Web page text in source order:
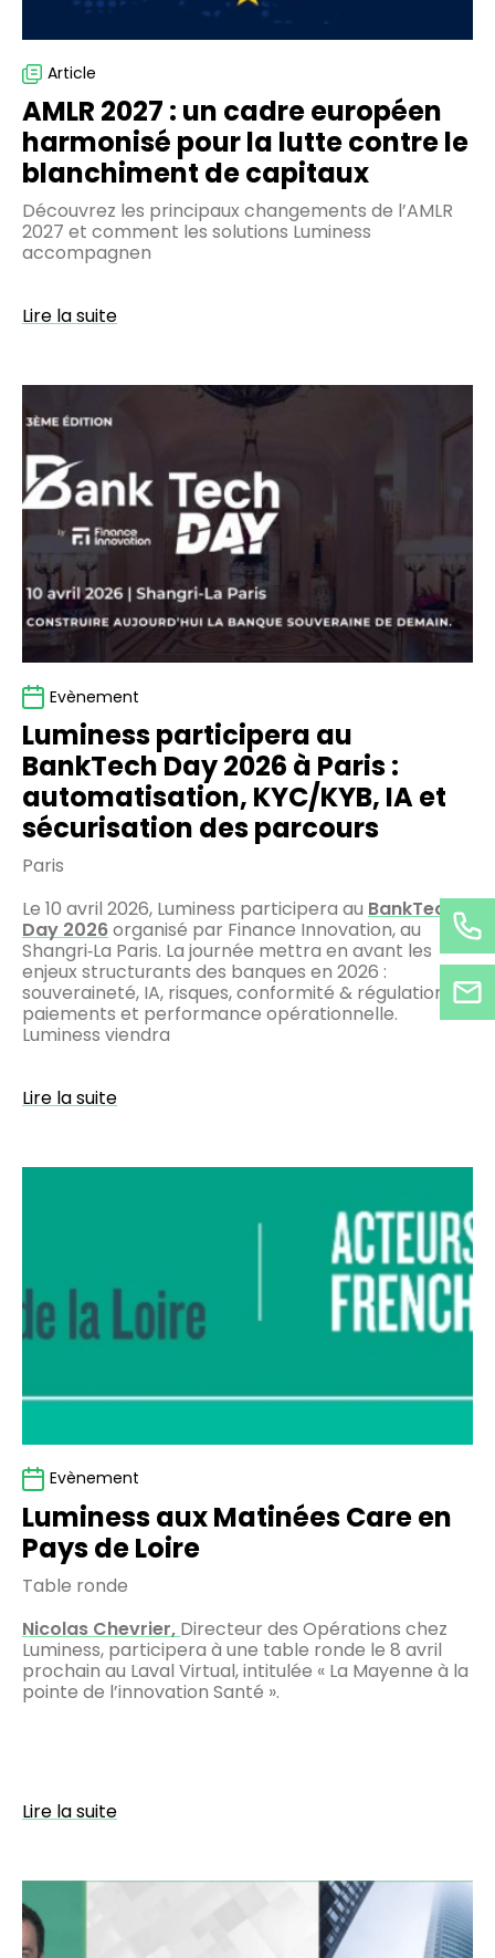
contre
le
blanchiment
de
capitaux
Article
AMLR 2027 : un cadre européen
harmonisé pour la lutte contre le
blanchiment de capitaux
Découvrez les principaux changements de l’AMLR
2027 et comment les solutions Luminess
accompagnen
Lire la suite
participera
au
BankTech
Day
2026
à
Paris
automatisation,
KYC/KYB,
IA
et
sécurisation
des
parcours
Evènement
Luminess participera au
BankTech Day 2026 à Paris :
automatisation, KYC/KYB, IA et
sécurisation des parcours
Paris
Le 10 avril 2026, Luminess participera au BankTech
Day 2026organisé par Finance Innovation, au
Shangri‑La Paris. La journée mettra en avant les
enjeux structurants des banques en 2026 :
souveraineté, IA, risques, conformité & régulation,
paiements et performance opérationnelle.
Luminess viendra
Lire la suite
en
Pays
de
Evènement
Luminess aux Matinées Care en
Pays de Loire
Table ronde
Nicolas Chevrier, Directeur des Opérations chez
Luminess, participera à une table ronde le 8 avril
prochain au Laval Virtual, intitulée « La Mayenne à la
pointe de l’innovation Santé ».
Lire la suite
un
actif